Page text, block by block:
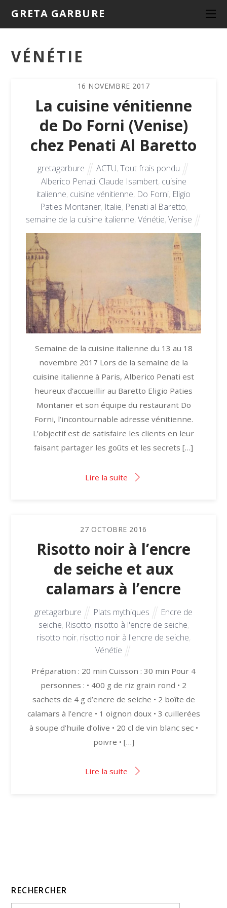
GRETA GARBURE
VÉNÉTIE
16 NOVEMBRE 2017
La cuisine vénitienne
de Do Forni (Venise)
chez Penati Al Baretto
gretagarbure ACTU, Tout frais pondu
Alberico Penati, Claude Isambert, cuisine
italienne, cuisine vénitienne, Do Forni, Eligio
Paties Montaner, Italie, Penati al Baretto,
semaine de la cuisine italienne, Vénétie, Venise
Semaine de la cuisine italienne du 13 au 18
novembre 2017 Lors de la semaine de la
cuisine italienne à Paris, Alberico Penati est
heureux d‘accueillir au Baretto Eligio Paties
Montaner et son équipe du restaurant Do
Forni, l’incontournable adresse vénitienne.
L’objectif est de satisfaire les clients en leur
faisant partager les goûts et les secrets […]
Lire la suite
27 OCTOBRE 2016
Risotto noir à l’encre
de seiche et aux
calamars à l’encre
gretagarbure Plats mythiques
Encre de
seiche, Risotto, risotto à l'encre de seiche,
risotto noir, risotto noir à l'encre de seiche,
Vénétie
Préparation : 20 min Cuisson : 30 min Pour 4
personnes : • 400 g de riz grain rond • 2
sachets de 4 g d’encre de seiche • 2 boîte de
calamars à l’encre • 1 oignon doux • 3 cuillerées
à soupe d’huile d’olive • 20 cl de vin blanc sec •
poivre • […]
Lire la suite
RECHERCHER